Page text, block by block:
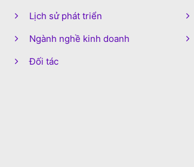
Lịch sử phát triển
Ngành nghề kinh doanh
Đối tác